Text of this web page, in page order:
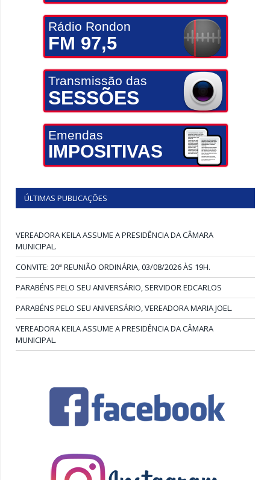
Rádio Rondon
FM 97,5
Transmissão das
SESSÕES
Emendas
IMPOSITIVAS
ÚLTIMAS PUBLICAÇÕES
VEREADORA KEILA ASSUME A PRESIDÊNCIA DA CÂMARA
MUNICIPAL.
CONVITE: 20ª REUNIÃO ORDINÁRIA, 03/08/2026 ÀS 19H.
PARABÉNS PELO SEU ANIVERSÁRIO, SERVIDOR EDCARLOS
PARABÉNS PELO SEU ANIVERSÁRIO, VEREADORA MARIA JOEL.
VEREADORA KEILA ASSUME A PRESIDÊNCIA DA CÂMARA
MUNICIPAL.